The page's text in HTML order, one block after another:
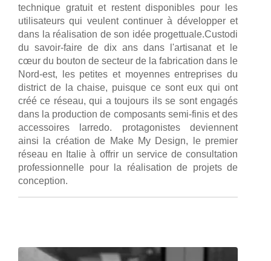
technique gratuit et restent disponibles pour les
utilisateurs qui veulent continuer à développer et
dans la réalisation de son idée progettuale.Custodi
du savoir-faire de dix ans dans l'artisanat et le
cœur du bouton de secteur de la fabrication dans le
Nord-est, les petites et moyennes entreprises du
district de la chaise, puisque ce sont eux qui ont
créé ce réseau, qui a toujours ils se sont engagés
dans la production de composants semi-finis et des
accessoires larredo. protagonistes deviennent
ainsi la création de Make My Design, le premier
réseau en Italie à offrir un service de consultation
professionnelle pour la réalisation de projets de
conception.